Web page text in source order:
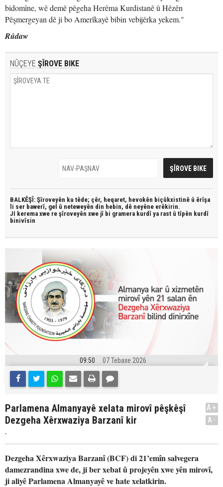
bidomîne, wê demê pêgeha Herêma Kurdistanê û Hêzên
Pêşmergeyan dê ji bo Amerîkayê bibin vebijêrka yekem."
Rûdaw
NÛÇEYE ŞÎROVE BIKE
BALKÊŞÎ: Şîroveyên ku têde; çêr, heqaret, hevokên biçûkxistinê û êrîşa
li ser bawerî, gel û neteweyên din hebin, dê neyêne erêkirin.
JI kerema xwe re şîroveyên xwe jî bi gramera kurdî ya rast û tîpên kurdî
binivîsin
09:50 07 Tebaxe 2026
Parlamena Almanyayê xelata mirovî pêşkêşî
Dezgeha Xêrxwaziya Barzanî kir
.
A+
A-
Dezgeha Xêrxwaziya Barzanî (BCF) di 21’emîn salvegera
damezrandina xwe de, ji ber xebat û projeyên xwe yên mirovî,
ji aliyê Parlamena Almanyayê ve hate xelatkirin.